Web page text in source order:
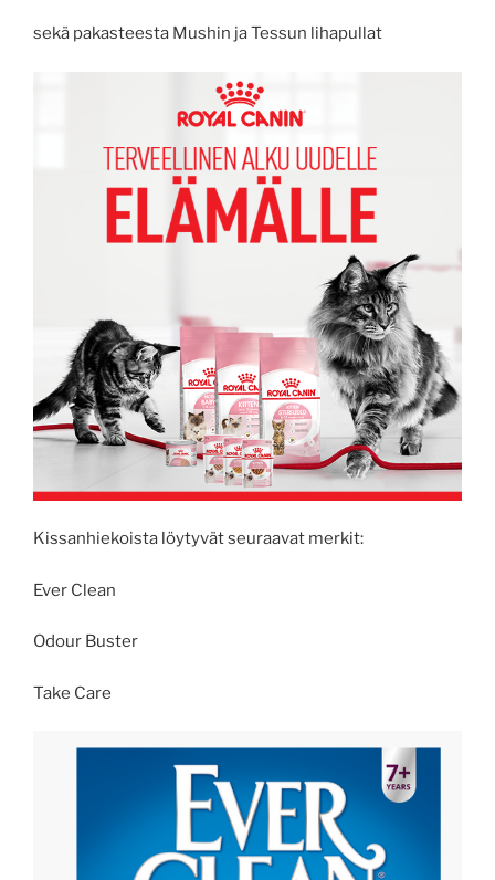
sekä pakasteesta Mushin ja Tessun lihapullat
Kissanhiekoista löytyvät seuraavat merkit:
Ever Clean
Odour Buster
Take Care